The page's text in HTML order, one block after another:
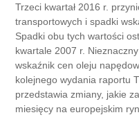
Trzeci kwartał 2016 r.
transportowych i spadki
Spadki obu tych wartości
kwartale 2007 r.
wskaźnik cen oleju
kolejnego wydania raportu
przedstawia zmiany, jakie
miesięcy na europejskim